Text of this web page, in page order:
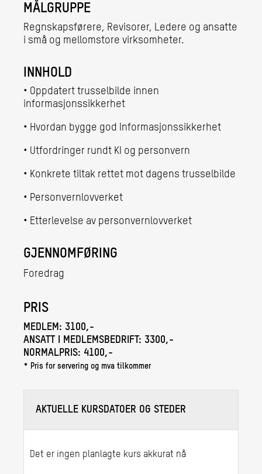
MÅLGRUPPE
Regnskapsførere, Revisorer, Ledere og ansatte
i små og mellomstore virksomheter.
INNHOLD
• Oppdatert trusselbilde innen
informasjonssikkerhet
• Hvordan bygge god Informasjonssikkerhet
• Utfordringer rundt KI og personvern
• Konkrete tiltak rettet mot dagens trusselbilde
• Personvernlovverket
• Etterlevelse av personvernlovverket
GJENNOMFØRING
Foredrag
PRIS
MEDLEM: 3100,-
ANSATT I MEDLEMSBEDRIFT: 3300,-
NORMALPRIS: 4100,-
* Pris for servering og mva tilkommer
AKTUELLE KURSDATOER OG STEDER
Det er ingen planlagte kurs akkurat nå